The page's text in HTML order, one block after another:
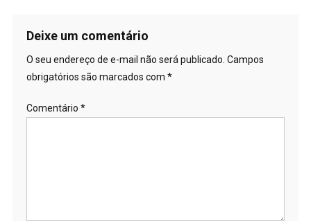
Post
Deixe um comentário
O seu endereço de e-mail não será publicado. Campos
obrigatórios são marcados com *
Comentário *